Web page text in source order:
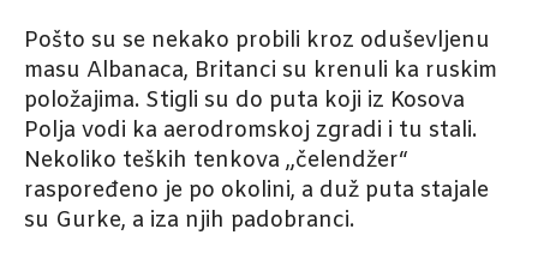
Pošto su se nekako probili kroz oduševljenu
masu Albanaca, Britanci su krenuli ka ruskim
položajima. Stigli su do puta koji iz Kosova
Polja vodi ka aerodromskoj zgradi i tu stali.
Nekoliko teških tenkova „čelendžer“
raspoređeno je po okolini, a duž puta stajale
su Gurke, a iza njih padobranci.